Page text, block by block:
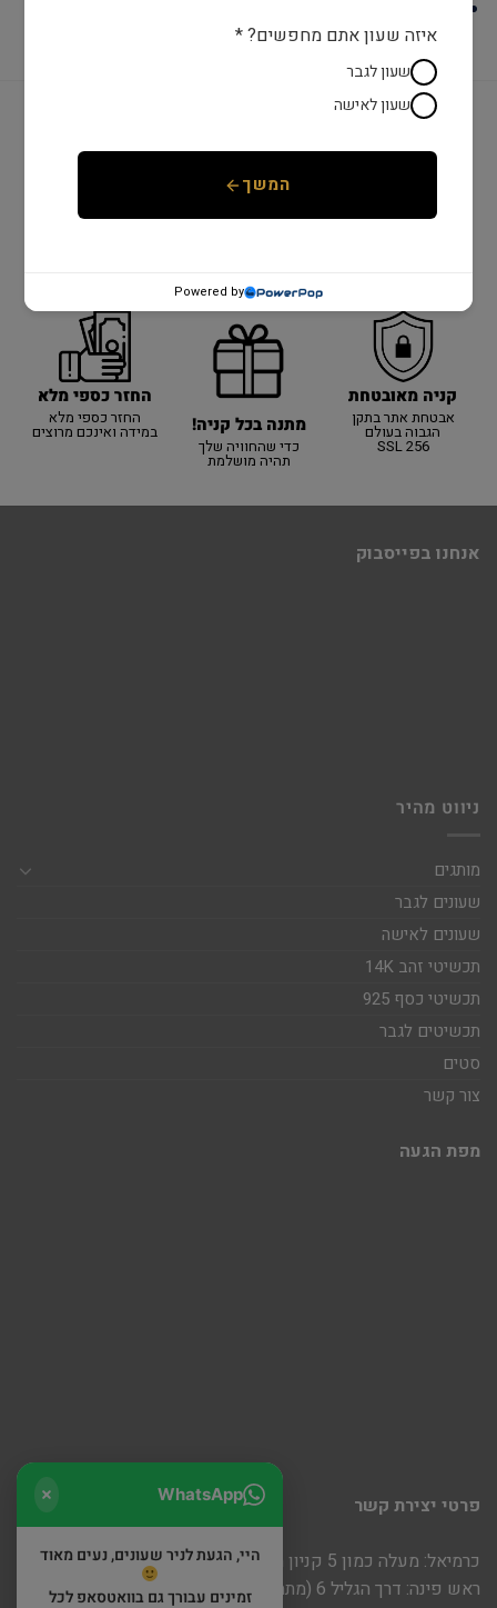
יבואן רשמי!
על כל המוצרים באתר
משלוח מהיר
קניה מאובטחת
אבטחת אתר בתקן
הגבוה בעולם
SSL 256
מתנה בכל קניה!
כדי שהחוויה שלך
תהיה מושלמת
החזר כספי מלא
החזר כספי מלא
במידה ואינכם מרוצים
אנחנו בפייסבוק
ניווט מהיר
מותגים
שעונים לגבר
שעונים לאישה
תכשיטי זהב 14K
תכשיטי כסף 925
תכשיטים לגבר
סטים
צור קשר
מפת הגעה
פרטי יצירת קשר
כרמיאל: מעלה כמון 5 קניון חוצות
ראש פינה: דרך הגליל 6 (מתחם שופינה)
WhatsApp
היי, הגעת לניר שעונים, נעים מאוד
זמינים עבורך גם בוואטסאפ לכל
איזה שעון אתם מחפשים? *
שעון לגבר
שעון לאישה
המשך
Powered by